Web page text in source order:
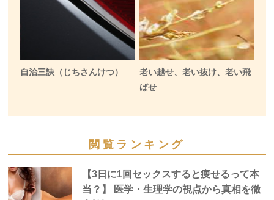
自治三訣（じちさんけつ）
老い越せ、老い抜け、老い飛
ばせ
閲覧ランキング
【3日に1回セックスすると痩せるって本
当？】 医学・生理学の視点から真相を徹